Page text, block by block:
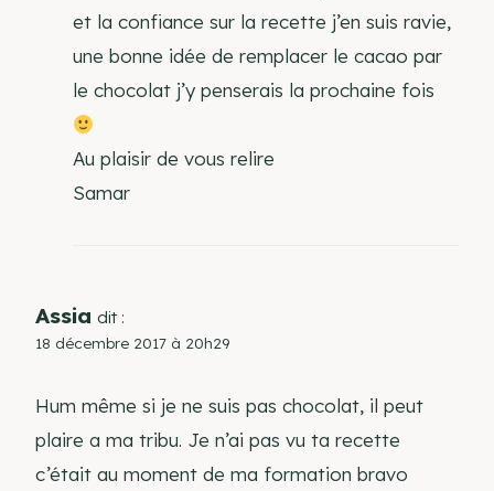
et la confiance sur la recette j’en suis ravie,
une bonne idée de remplacer le cacao par
le chocolat j’y penserais la prochaine fois
Au plaisir de vous relire
Samar
Assia dit :
18 décembre 2017 à 20h29
Hum même si je ne suis pas chocolat, il peut
plaire a ma tribu. Je n’ai pas vu ta recette
c’était au moment de ma formation bravo